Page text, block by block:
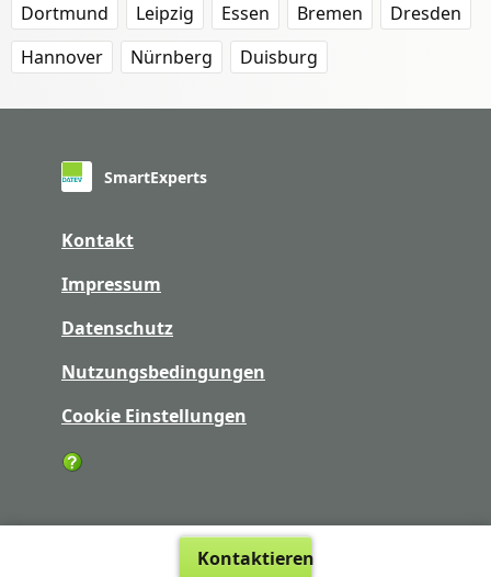
Dortmund
Leipzig Essen Bremen
Dresden
Hannover
Nürnberg Duisburg
SmartExperts
Kontakt
Impressum
Datenschutz
Nutzungsbedingungen
Cookie Einstellungen
Kontaktieren